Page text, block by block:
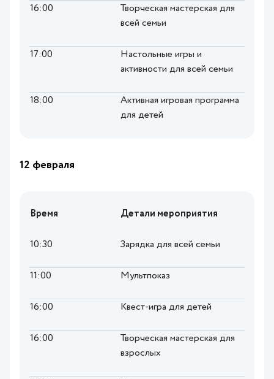
16:00
Творческая мастерская для
всей семьи
17:00
Настольные игры и
активности для всей семьи
18:00
Активная игровая программа
для детей
12 февраля
Время Детали мероприятия
10:30 Зарядка для всей семьи
11:00 Мультпоказ
16:00 Квест-игра для детей
16:00
Творческая мастерская для
взрослых